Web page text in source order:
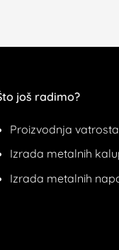
još radimo?
Proizvodnja
Izrada metalnih
Izrada metalnih